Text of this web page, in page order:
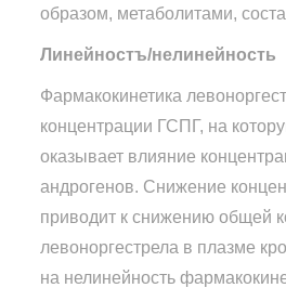
образом, метаболитами,
Линейностъ/нелинейность
Фармакокинетика
концентрации ГСПГ, на
оказывает влияние
андрогенов. Снижение
приводит к снижению общей
левоноргестрела в плазме
на нелинейность